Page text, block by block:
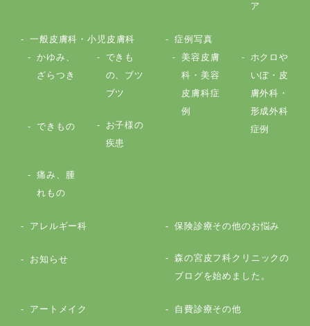
ア
一般皮膚科・小児皮膚科
かゆみ、
ざらつき
できも
の、ブツ
ブツ
できもの
お子様の
疾患
痛み、腫
れもの
症例写真
美容皮膚
科・美容
皮膚科症
例
ホクロや
いぼ・皮
膚外科・
形成外科
症例
アレルギー科 保険診療その他のお悩み
お知らせ
森の宮皮フ科クリニックの
ブログを始めました。
アートメイク 自費診療その他